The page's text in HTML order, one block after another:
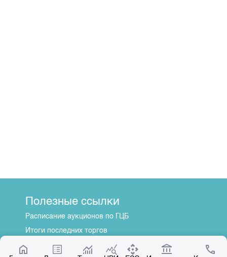
Полезные ссылки
Расписание аукционов по ГЦБ
Итоги последних торгов
Котировки по ЦБ